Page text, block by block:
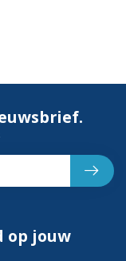
op jouw